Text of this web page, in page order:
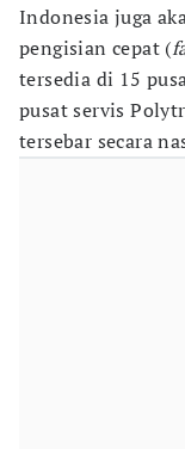
Indonesia juga
pengisian cepat (
tersedia di 15
pusat servis
tersebar secara